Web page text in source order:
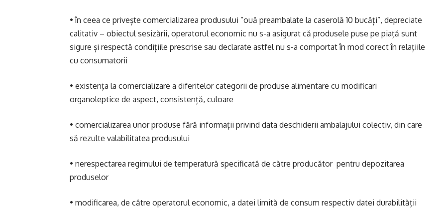
• în ceea ce privește comercializarea produsului ”ouă preambalate la caserolă 10 bucăți”, depreciate
calitativ – obiectul sesizării, operatorul economic nu s-a asigurat că produsele puse pe piață sunt
sigure și respectă condițiile prescrise sau declarate astfel nu s-a comportat în mod corect în relațiile
cu consumatorii
• existența la comercializare a diferitelor categorii de produse alimentare cu modificari
organoleptice de aspect, consistență, culoare
• comercializarea unor produse fără informații privind data deschiderii ambalajului colectiv, din care
să rezulte valabilitatea produsului
• nerespectarea regimului de temperatură specificată de către producător pentru depozitarea
produselor
• modificarea, de către operatorul economic, a datei limită de consum respectiv datei durabilității